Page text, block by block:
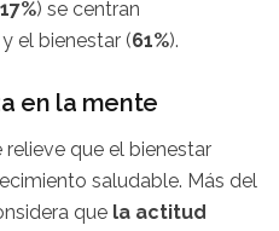
17%) se centran
el bienestar (61%).
en la mente
que el bienestar
saludable. Más del
que la actitud